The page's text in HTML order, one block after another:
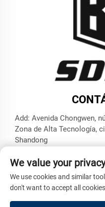
Add: Avenida Chongwen,
Zona de Alta Tecnología,
Shandong
Correo electrónico:
[email
Derechos de autor ©
We value your privacy
We use cookies and similar
don't want to accept all